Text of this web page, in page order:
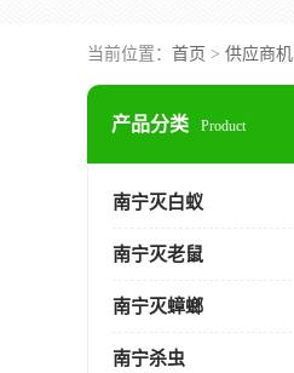
当前位置： 首页 > 供应商机
产品分类 Product
南宁灭白蚁
南宁灭老鼠
南宁灭蟑螂
南宁杀虫